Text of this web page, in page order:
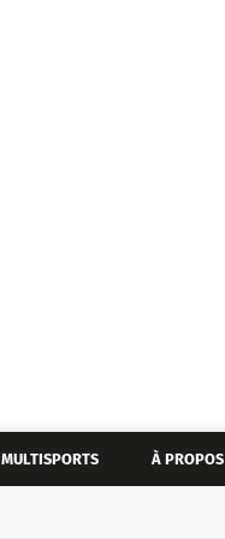
MULTISPORTS À PROPOS